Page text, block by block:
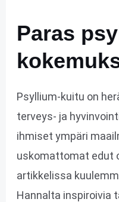
Paras
Psyllium-kuitu on
terveys- ja
ihmiset ympäri
uskomattomat edut
artikkelissa
Hannalta inspiroivia